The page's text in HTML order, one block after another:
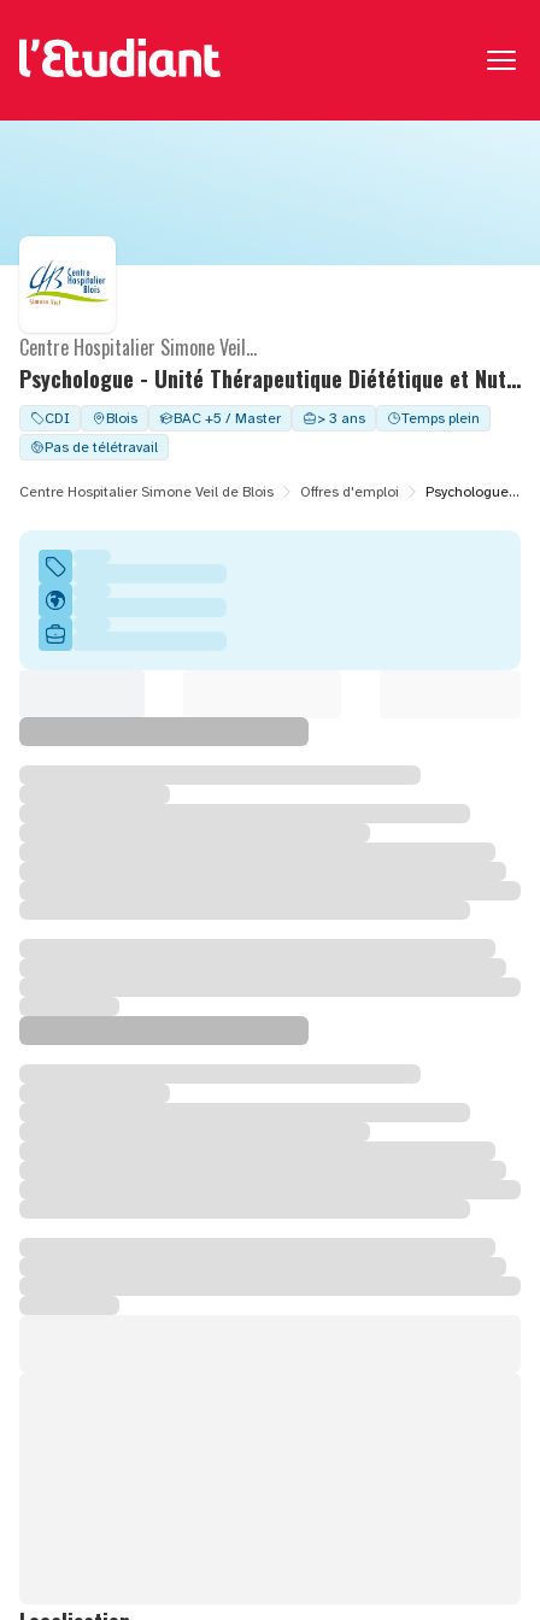
Psychologue - Unité Thérapeutique Diététique et Nutrition (H/F)
Centre Hospitalier Simone Veil de Blois
CDI Blois BAC +5 / Master > 3 ans
Temps plein
Pas de télétravail
Centre Hospitalier Simone Veil de Blois Offres d'emploi Psychologue - Unité Thérapeutique Diététique et Nutrition (H/F)